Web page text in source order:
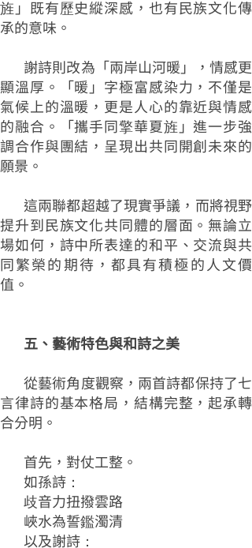
旌」既有歷史縱深感，也有民族文化傳
承的意味。
謝詩則改為「兩岸山河暖」，情感更
顯溫厚。「暖」字極富感染力，不僅是
氣候上的溫暖，更是人心的靠近與情感
的融合。「攜手同擎華夏旌」進一步強
調合作與團結，呈現出共同開創未來的
願景。
這兩聯都超越了現實爭議，而將視野
提升到民族文化共同體的層面。無論立
場如何，詩中所表達的和平、交流與共
同繁榮的期待，都具有積極的人文價
值。
五、藝術特色與和詩之美
從藝術角度觀察，兩首詩都保持了七
言律詩的基本格局，結構完整，起承轉
合分明。
首先，對仗工整。
如孫詩：
歧音力扭撥雲路
峽水為誓鑑濁清
以及謝詩：